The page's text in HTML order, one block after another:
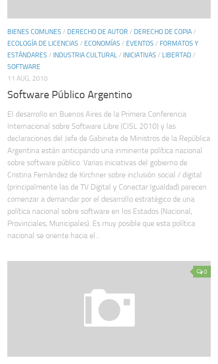
BIENES COMUNES / DERECHO DE AUTOR / DERECHO DE COPIA/
ECOLOGÍA DE LICENCIAS / ECONOMÍAS / EVENTOS / FORMATOS Y
ESTÁNDARES / INDUSTRIA CULTURAL/ INICIATIVAS / LIBERTAD/
SOFTWARE
11 AUG, 2010
Software Público Argentino
El desarrollo en Buenos Aires de la Primera Conferencia
Internacional sobre Software Libre (CISL 2010) y las
declaraciones del Jefe de Gabinete de Ministros de la República
Argentina están anticipando una inminente política nacional
sobre software público. Varias iniciativas del gobierno de
Cristina Fernández de Kirchner sobre inclusión social / digital
(principalmente las de TV Digital y Conectar Igualdad) parecen
comenzar a demandar por el desarrollo estratégico de una
política nacional sobre software en los Estados (Nacional,
Provinciales, Municipales). Es muy posible que esta política
nacional se oriente hacia el...
0